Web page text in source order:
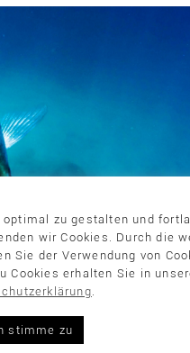
Seen und Flüsse zu
auch nach dem
Verschmutzungen wie
MORE
zu gestalten und
wir Cookies. Durch die
Sie der Verwendung von
Cookies erhalten Sie in
stimme zu